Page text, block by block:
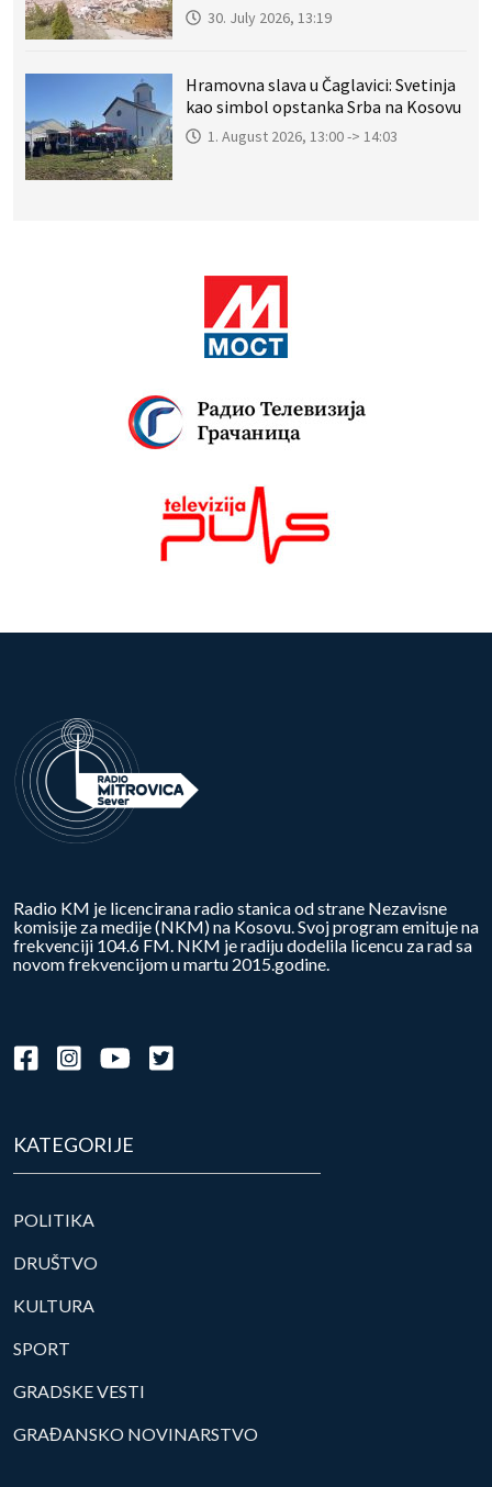
30. July 2026, 13:19
Hramovna slava u Čaglavici: Svetinja
kao simbol opstanka Srba na Kosovu
1. August 2026, 13:00 -> 14:03
Radio KM je licencirana radio stanica od strane Nezavisne
komisije za medije (NKM) na Kosovu. Svoj program emituje na
frekvenciji 104.6 FM. NKM je radiju dodelila licencu za rad sa
novom frekvencijom u martu 2015.godine.
KATEGORIJE
POLITIKA
DRUŠTVO
KULTURA
SPORT
GRADSKE VESTI
GRAĐANSKO NOVINARSTVO